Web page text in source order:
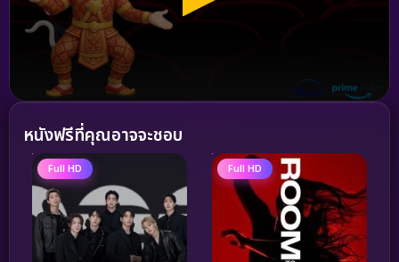
หนังฟรีที่คุณอาจจะชอบ
Full HD Full HD